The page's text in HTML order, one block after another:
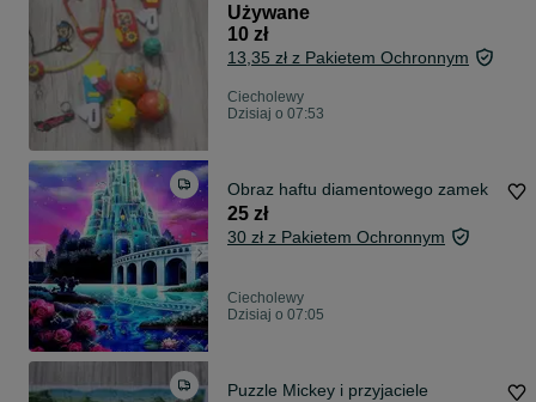
Używane
10 zł
13,35 zł z Pakietem Ochronnym
Ciecholewy
Dzisiaj o 07:53
Obraz haftu diamentowego zamek
25 zł
30 zł z Pakietem Ochronnym
Ciecholewy
Dzisiaj o 07:05
Puzzle Mickey i przyjaciele